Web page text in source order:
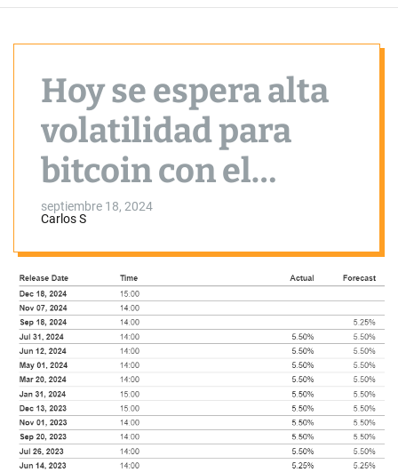
Hoy se espera alta
volatilidad para
bitcoin con el
anuncio de tasas de
la Fed
septiembre 18, 2024
Carlos S